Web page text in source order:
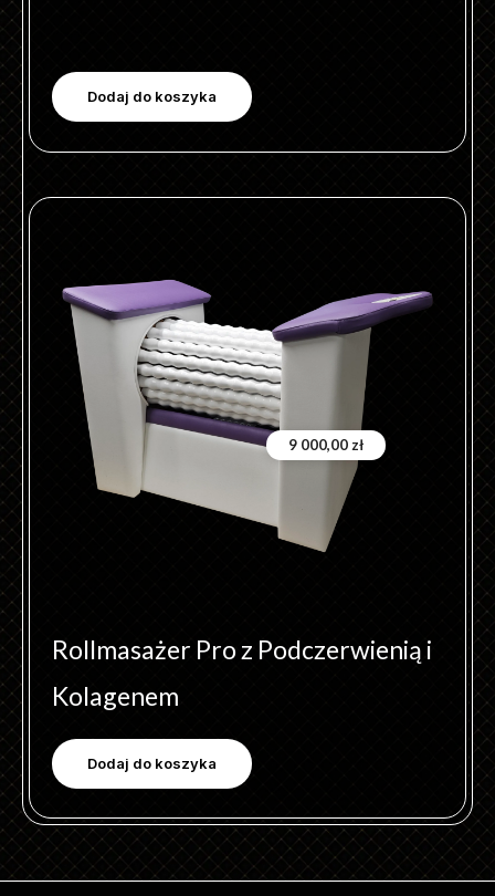
Dodaj do koszyka
9 000,00 zł
Rollmasażer Pro z Podczerwienią i
Kolagenem
Dodaj do koszyka